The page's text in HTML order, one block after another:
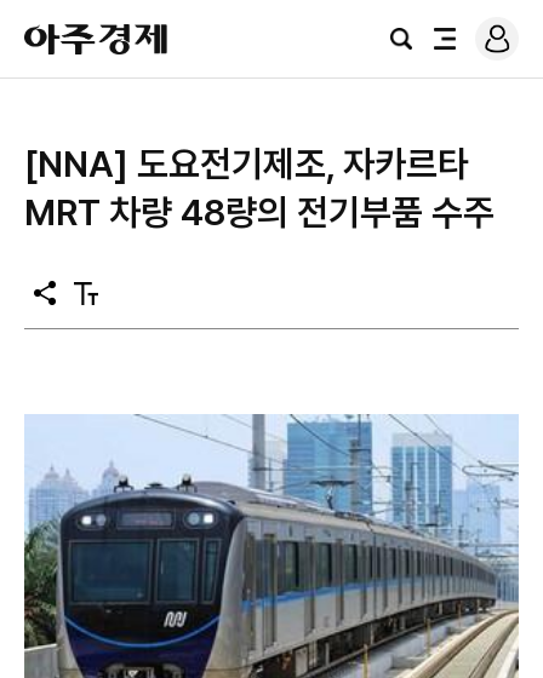
아
주
경
검
전
로
그
[NNA] 도요전기제조, 자카르타
MRT 차량 48량의 전기부품 수주
공
유
텍
스